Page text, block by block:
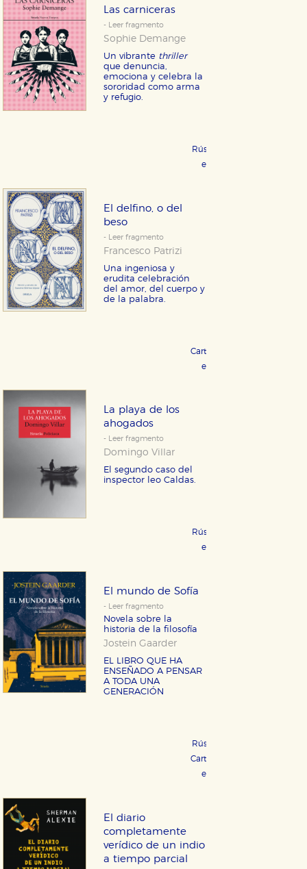
Las carniceras
- Leer fragmento
Sophie Demange
Un vibrante thriller
que denuncia,
emociona y celebra la
sororidad como arma
y refugio.
Rústica 19,95 €
eBook 9,99 €
El delfino, o del
beso
- Leer fragmento
Francesco Patrizi
Una ingeniosa y
erudita celebración
del amor, del cuerpo y
de la palabra.
Cartoné 19,95 €
eBook 9,99 €
La playa de los
ahogados
- Leer fragmento
Domingo Villar
El segundo caso del
inspector leo Caldas.
Rústica 21,95 €
eBook 9,99 €
El mundo de Sofía
- Leer fragmento
Novela sobre la
historia de la filosofía
Jostein Gaarder
EL LIBRO QUE HA
ENSEÑADO A PENSAR
A TODA UNA
GENERACIÓN
Rústica 12,95 €
Cartoné 29,95 €
eBook 9,99 €
El diario
completamente
verídico de un indio
a tiempo parcial